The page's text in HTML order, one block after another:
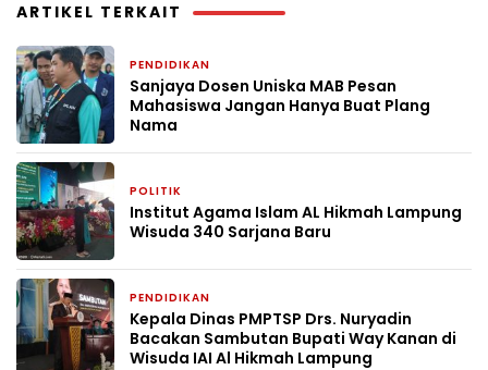
ARTIKEL TERKAIT
PENDIDIKAN
Sanjaya Dosen Uniska MAB Pesan
Mahasiswa Jangan Hanya Buat Plang
Nama
POLITIK
Institut Agama Islam AL Hikmah Lampung
Wisuda 340 Sarjana Baru
PENDIDIKAN
Kepala Dinas PMPTSP Drs. Nuryadin
Bacakan Sambutan Bupati Way Kanan di
Wisuda IAI Al Hikmah Lampung